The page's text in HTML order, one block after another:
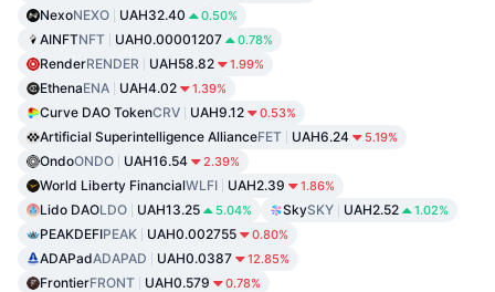
NexoNEXO UAH32.40 0.50%
AINFTNFT UAH0.00001207 0.78%
RenderRENDER UAH58.82 1.99%
EthenaENA UAH4.02 1.39%
Curve DAO TokenCRV UAH9.12 0.53%
Artificial Superintelligence AllianceFET UAH6.24 5.19%
OndoONDO UAH16.54 2.39%
World Liberty FinancialWLFI UAH2.39 1.86%
Lido DAOLDO UAH13.25 5.04% SkySKY UAH2.52 1.02%
PEAKDEFIPEAK UAH0.002755 0.80%
ADAPadADAPAD UAH0.0387 12.85%
FrontierFRONT UAH0.579 0.78%